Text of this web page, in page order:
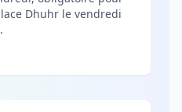
Dhuhr le vendredi